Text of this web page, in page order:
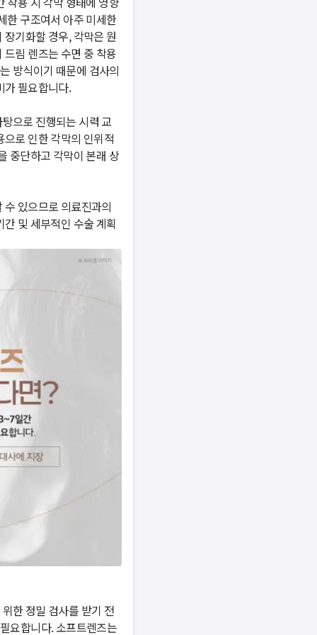
한 구조여서 아주 미세한
기화할 경우, 각막은 원
림 렌즈는 수면 중 착용
방식이기 때문에 검사의
가 필요합니다.
으로 진행되는 시력 교
로 인한 각막의 인위적
중단하고 각막이 본래 상
있으므로 의료진과의
및 세부적인 수술 계획
한 정밀 검사를 받기 전
요합니다. 소프트렌즈는
다.